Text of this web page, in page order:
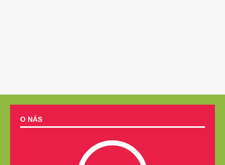
O NÁS